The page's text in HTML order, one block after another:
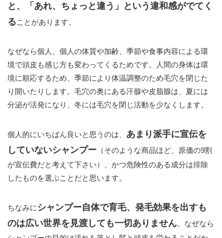
と、「あれ、ちょっと違う」という違和感がでてく
ることがあります。
なぜなら個人、個人の体質や加齢、季節や食事内容による環
境で頭皮も感じ方も変わってくるためです。人間の身体は環
境に順応するため、季節により体温調整のため毛穴を閉じた
り開いたりします。毛穴の奥にある汗腺や皮脂腺は、夏には
分泌が活発になり、冬には毛穴を閉じ活動を少なくします。
個人的にいちばん良いと思うのは、 あまり派手に宣伝を
していないシャンプー （そのような商品ほど、原価の9割
が宣伝費だと考えて下さい）、かつ危険性のある成分は排除
したものを選ぶことだと思います。
ちなみに シャンプー自体で育毛、発毛効果を出すも
のは広い世界を見渡しても一切ありません。なぜなら